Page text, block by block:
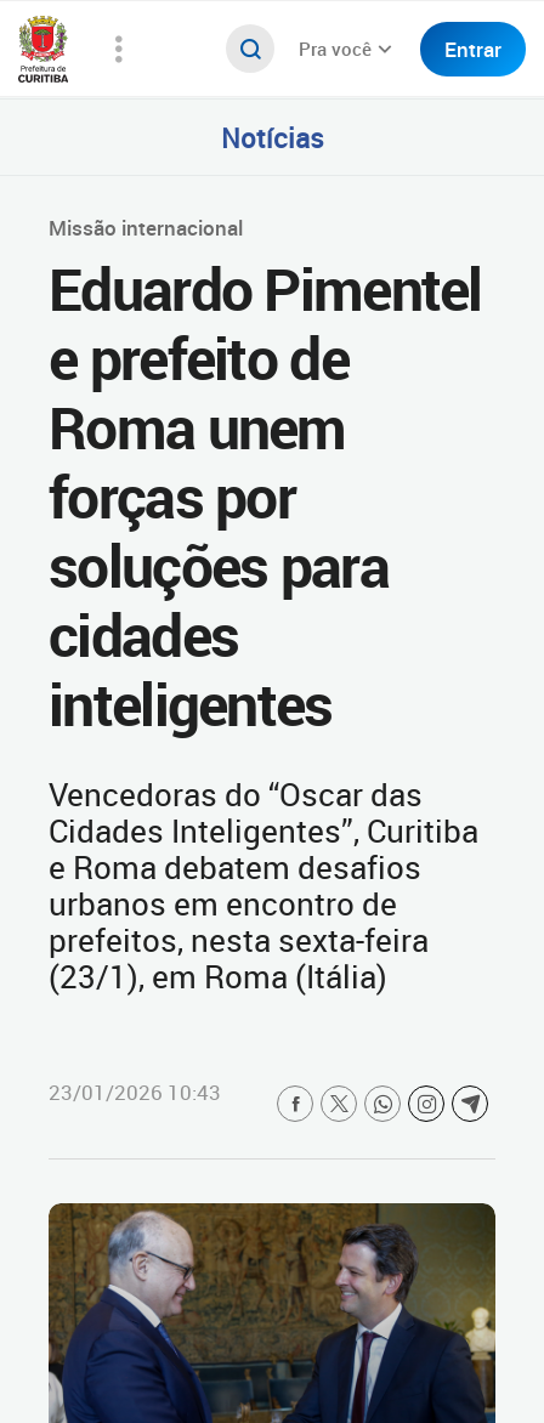
Pra você Entrar
Notícias
Missão internacional
Eduardo Pimentel
e prefeito de
Roma unem
forças por
soluções para
cidades
inteligentes
Vencedoras do “Oscar das
Cidades Inteligentes”, Curitiba
e Roma debatem desafios
urbanos em encontro de
prefeitos, nesta sexta-feira
(23/1), em Roma (Itália)
23/01/2026 10:43